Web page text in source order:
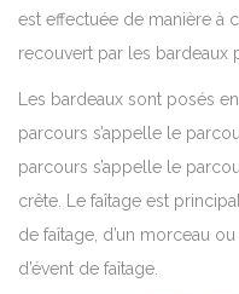
est effectuée de manière à
recouvert par les bardeaux
Les bardeaux sont posés
parcours s’appelle le
parcours s’appelle le
crête. Le faîtage est
de faîtage, d’un morceau
d’évent de faîtage.